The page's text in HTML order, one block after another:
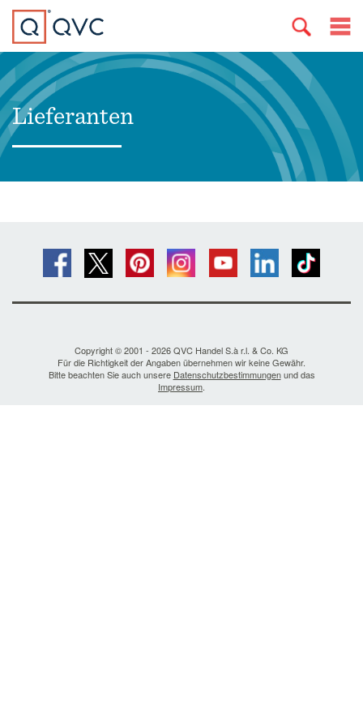
Lieferanten
Copyright © 2001 - 2026 QVC Handel S.à r.l. & Co. KG
Für die Richtigkeit der Angaben übernehmen wir keine Gewähr.
Bitte beachten Sie auch unsere Datenschutzbestimmungenund das
Impressum.